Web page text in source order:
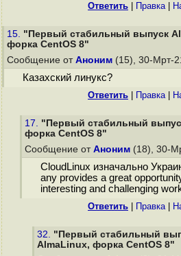
Ответить Правка|
15. "Первый стабильный выпуск
форка CentOS 8"
Сообщение от Аноним (15), 30-Мрт-
Казахский линукс?
Ответить Правка|
17. "Первый стабильный
форка CentOS 8"
Сообщение от Аноним (18), 30-
CloudLinux изначально
any provides a great
interesting and challenging
Ответить Правка|
32. "Первый стабильный
AlmaLinux, форка CentOS 8"